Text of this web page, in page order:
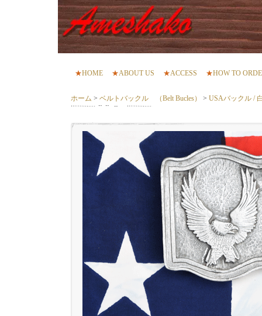
★HOME ★ABOUT US ★ACCESS ★HOW TO
ホーム > ベルトバックル （Belt Bucles） > USAバックル /